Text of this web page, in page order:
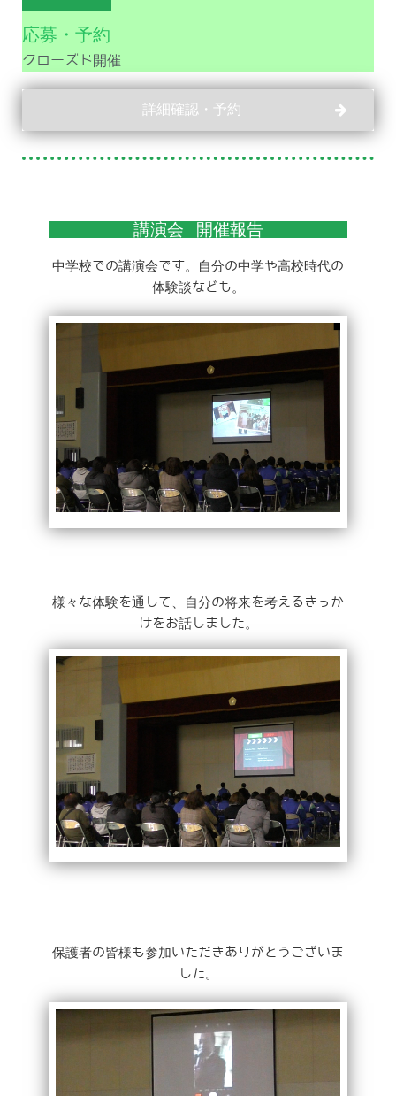
応募・予約
クローズド開催
詳細確認・予約
講演会 開催報告
中学校での講演会です。自分の中学や高校時代の
体験談なども。
様々な体験を通して、自分の将来を考えるきっか
けをお話しました。
保護者の皆様も参加いただきありがとうございま
した。